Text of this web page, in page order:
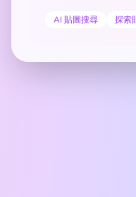
AI 貼圖搜尋 探索